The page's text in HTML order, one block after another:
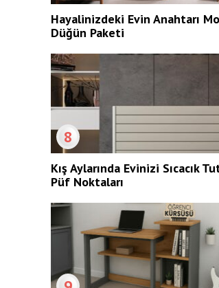
Hayalinizdeki Evin Anahtarı
Düğün Paketi
8
Kış Aylarında Evinizi Sıcacık
Püf Noktaları